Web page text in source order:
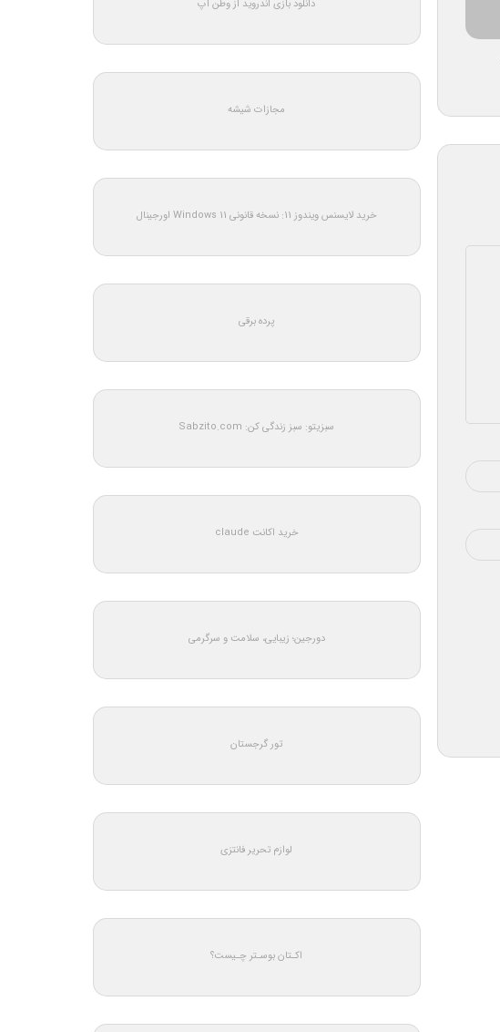
دانلود بازی اندروید از وطن اپ
مجازات شیشه
خرید لایسنس ویندوز 11: نسخه قانونی Windows 11 اورجینال
پرده برقی
سبزیتو: سبز زندگی کن: Sabzito.com
خرید اکانت claude
دورجین؛ زیبایی، سلامت و سرگرمی
تور گرجستان
لوازم تحریر فانتزی
اکـتان بوسـتر چـیست؟